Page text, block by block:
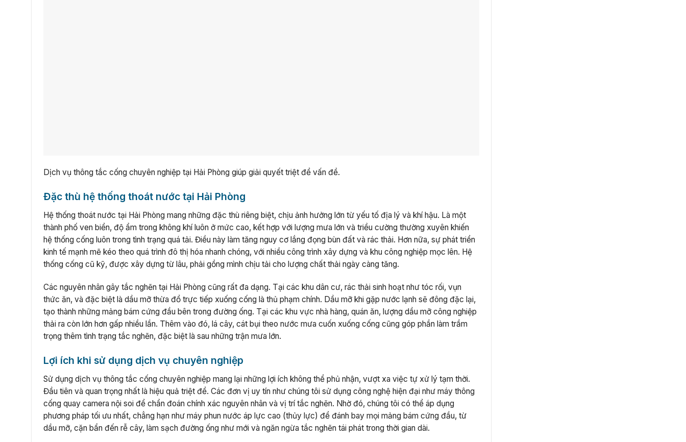
Dịch vụ thông tắc cống chuyên nghiệp tại Hải Phòng giúp giải quyết triệt để vấn đề.
Đặc thù hệ thống thoát nước tại Hải Phòng
Hệ thống thoát nước tại Hải Phòng mang những đặc thù riêng biệt, chịu ảnh hưởng lớn từ yếu tố địa lý và khí hậu. Là một
thành phố ven biển, độ ẩm trong không khí luôn ở mức cao, kết hợp với lượng mưa lớn và triều cường thường xuyên khiến
hệ thống cống luôn trong tình trạng quá tải. Điều này làm tăng nguy cơ lắng đọng bùn đất và rác thải. Hơn nữa, sự phát triển
kinh tế mạnh mẽ kéo theo quá trình đô thị hóa nhanh chóng, với nhiều công trình xây dựng và khu công nghiệp mọc lên. Hệ
thống cống cũ kỹ, được xây dựng từ lâu, phải gồng mình chịu tải cho lượng chất thải ngày càng tăng.
Các nguyên nhân gây tắc nghẽn tại Hải Phòng cũng rất đa dạng. Tại các khu dân cư, rác thải sinh hoạt như tóc rối, vụn
thức ăn, và đặc biệt là dầu mỡ thừa đổ trực tiếp xuống cống là thủ phạm chính. Dầu mỡ khi gặp nước lạnh sẽ đông đặc lại,
tạo thành những mảng bám cứng đầu bên trong đường ống. Tại các khu vực nhà hàng, quán ăn, lượng dầu mỡ công nghiệp
thải ra còn lớn hơn gấp nhiều lần. Thêm vào đó, lá cây, cát bụi theo nước mưa cuốn xuống cống cũng góp phần làm trầm
trọng thêm tình trạng tắc nghẽn, đặc biệt là sau những trận mưa lớn.
Lợi ích khi sử dụng dịch vụ chuyên nghiệp
Sử dụng dịch vụ thông tắc cống chuyên nghiệp mang lại những lợi ích không thể phủ nhận, vượt xa việc tự xử lý tạm thời.
Đầu tiên và quan trọng nhất là hiệu quả triệt để. Các đơn vị uy tín như chúng tôi sử dụng công nghệ hiện đại như máy thông
cống quay camera nội soi để chẩn đoán chính xác nguyên nhân và vị trí tắc nghẽn. Nhờ đó, chúng tôi có thể áp dụng
phương pháp tối ưu nhất, chẳng hạn như máy phun nước áp lực cao (thủy lực) để đánh bay mọi mảng bám cứng đầu, từ
dầu mỡ, cặn bẩn đến rễ cây, làm sạch đường ống như mới và ngăn ngừa tắc nghẽn tái phát trong thời gian dài.